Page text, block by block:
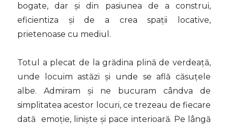
bogate, dar și din pasiunea de a construi,
eficientiza și de a crea spații locative,
prietenoase cu mediul.
Totul a plecat de la grădina plină de verdeață,
unde locuim astăzi și unde se află căsuțele
albe. Admiram și ne bucuram cândva de
simplitatea acestor locuri, ce trezeau de fiecare
dată emoție, liniște și pace interioară. Pe lângă